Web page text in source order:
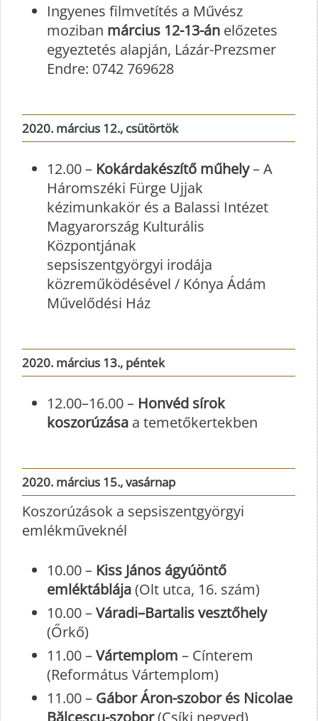
Ingyenes filmvetítés a Művész
moziban március 12-13-án előzetes
egyeztetés alapján, Lázár-Prezsmer
Endre: 0742 769628
2020. március 12., csütörtök
12.00 – Kokárdakészítő műhely– A
Háromszéki Fürge Ujjak
kézimunkakör és a Balassi Intézet
Magyarország Kulturális
Központjának
sepsiszentgyörgyi irodája
közreműködésével / Kónya Ádám
Művelődési Ház
2020. március 13., péntek
12.00–16.00 – Honvéd sírok
koszorúzása a temetőkertekben
2020. március 15., vasárnap
Koszorúzások a sepsiszentgyörgyi
emlékműveknél
10.00 – Kiss János ágyúöntő
emléktáblája(Olt utca, 16. szám)
10.00 –Váradi–Bartalis vesztőhely
(Őrkő)
11.00 –Vártemplom – Cínterem
(Református Vártemplom)
11.00 – Gábor Áron-szobor és Nicolae
Bălcescu-szobor(Csíki negyed)